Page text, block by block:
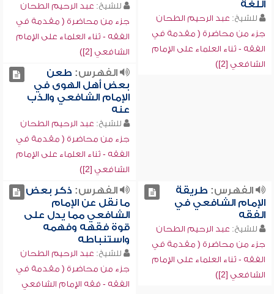
اللغة
للشيخ: عبد الرحيم الطحان
جزء من محاضرة ( مقدمة في
الفقه - ثناء العلماء على الإمام
الشافعي [2])
للشيخ: عبد الرحيم الطحان
جزء من محاضرة ( مقدمة في
الفقه - ثناء العلماء على الإمام
الشافعي [2])
الفهرس: طعن
بعض أهل الهوى في
الإمام الشافعي والذب
عنه
للشيخ: عبد الرحيم الطحان
جزء من محاضرة ( مقدمة في
الفقه - ثناء العلماء على الإمام
الشافعي [2])
الفهرس: طريقة
الإمام الشافعي في
الفقه
للشيخ: عبد الرحيم الطحان
جزء من محاضرة ( مقدمة في
الفقه - ثناء العلماء على الإمام
الشافعي [2])
الفهرس: ذكر بعض
ما نقل عن الإمام
الشافعي مما يدل على
قوة فقهه وفهمه
واستنباطه
للشيخ: عبد الرحيم الطحان
جزء من محاضرة ( مقدمة في
الفقه - فقه الإمام الشافعي